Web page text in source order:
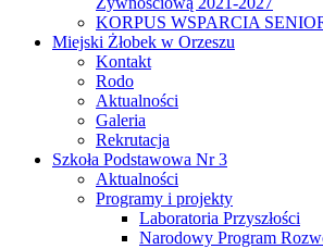
KORPUS WSPARCIA
Miejski Żłobek w Orzeszu
Kontakt
Rodo
Aktualności
Galeria
Rekrutacja
Szkoła Podstawowa Nr 3
Aktualności
Programy i projekty
Laboratoria Przyszłości
Narodowy Program